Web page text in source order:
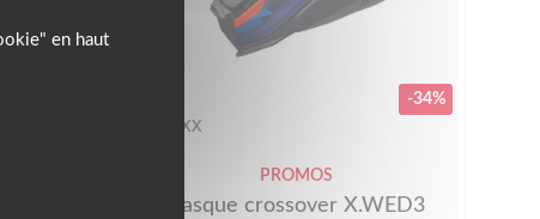
-34%
NEXX
PROMOS
Casque crossover X.WED3
en haut